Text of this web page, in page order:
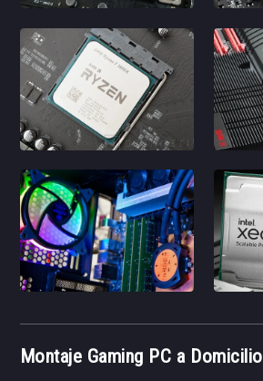
Montaje Gaming PC a Domicilio